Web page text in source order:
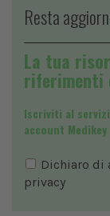
Resta
La tua
riferimenti
Iscriviti al
account Medikey
Dichiaro di
privacy